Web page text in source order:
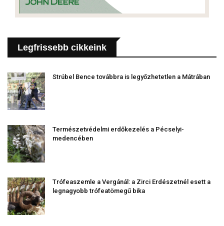
Legfrissebb cikkeink
Strúbel Bence továbbra is legyőzhetetlen a Mátrában
Természetvédelmi erdőkezelés a Pécselyi-
medencében
Trófeaszemle a Vergánál: a Zirci Erdészetnél esett a
legnagyobb trófeatömegű bika